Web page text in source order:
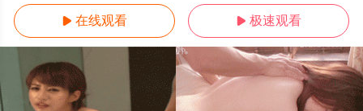
 在线观看  极速观看